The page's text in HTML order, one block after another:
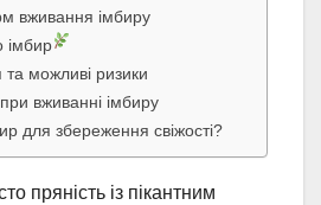
вживання імбиру
імбир
можливі ризики
вживанні імбиру
для збереження свіжості?
пряність із пікантним